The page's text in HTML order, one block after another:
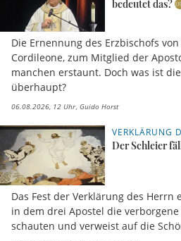
bedeutet das?
Die Ernennung des Erzbischofs
Cordileone, zum Mitglied der
manchen erstaunt. Doch was ist
überhaupt?
06.08.2026, 12 Uhr Guido Horst
VERKLÄRUNG
Der Schleier
Das Fest der Verklärung des
in dem drei Apostel die
schauten und verweist auf die